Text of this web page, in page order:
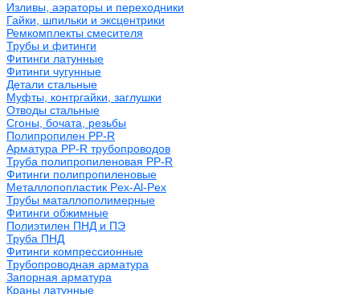
Изливы, аэраторы и переходники
Гайки, шпильки и эксцентрики
Ремкомплекты смесителя
Трубы и фитинги
Фитинги латунные
Фитинги чугунные
Детали стальные
Муфты, контргайки, заглушки
Отводы стальные
Сгоны, бочата, резьбы
Полипропилен PP-R
Арматура PP-R трубопроводов
Труба полипропиленовая PP-R
Фитинги полипропиленовые
Металлопопластик Pex-Al-Pex
Трубы маталлополимерные
Фитинги обжимные
Полиэтилен ПНД и ПЭ
Труба ПНД
Фитинги компрессионные
Трубопроводная арматура
Запорная арматура
Краны латунные